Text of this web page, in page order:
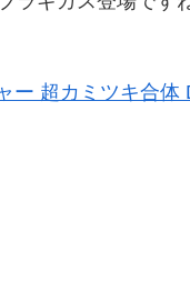
ー 超カミツキ合体